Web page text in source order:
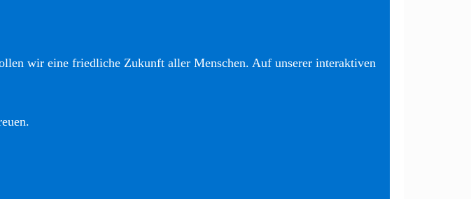
wir eine friedliche Zukunft aller Menschen. Auf unserer interaktiven